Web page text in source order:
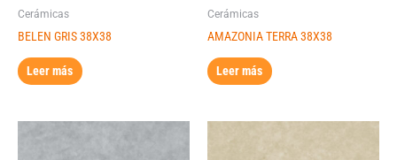
Cerámicas
BELEN GRIS 38X38
Leer más
Cerámicas
AMAZONIA TERRA 38X38
Leer más